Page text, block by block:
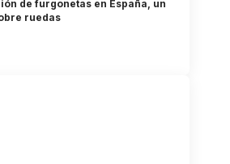
de furgonetas en España, un
ruedas